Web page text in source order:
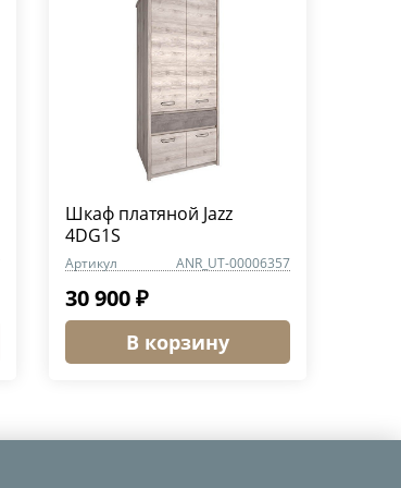
Шкаф платяной Jazz
4DG1S
Артикул ANR_UT-00006357
30 900 ₽
В корзину